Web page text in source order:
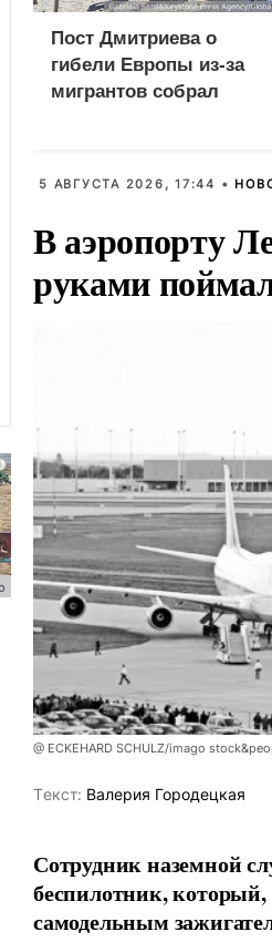
Пост Дмитриева о
гибели Европы из-за
мигрантов собрал
5 АВГУСТА 2026, 17:44 •
В аэропорту
руками
@ ECKEHARD SCHULZ/imago
Tекст: Валерия Городецкая
Сотрудник наземной
беспилотник,
самодельным